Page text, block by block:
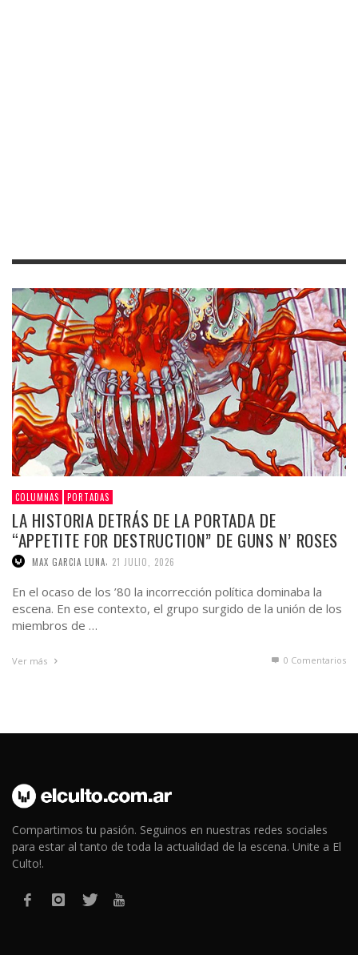
COLUMNAS PORTADAS
LA HISTORIA DETRÁS DE LA PORTADA DE
“APPETITE FOR DESTRUCTION” DE GUNS N’ ROSES
MAX GARCIA LUNA 21 JULIO, 2026
En el ocaso de los ’80 la incorrección política dominaba la
escena. En ese contexto, el grupo surgido de la unión de los
miembros de …
Ver más 0 Comentarios
Compartimos tu pasión. Seguinos en nuestras redes sociales
para estar al tanto de toda la actualidad de la escena. Unite a El
Culto!.